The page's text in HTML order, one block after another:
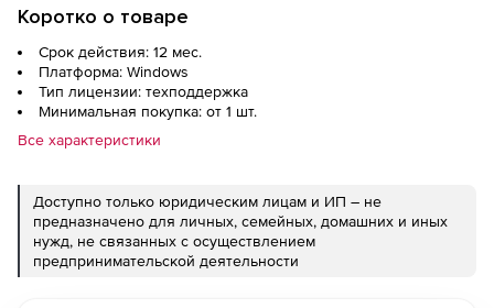
Коротко о товаре
Срок действия: 12 мес.
Платформа: Windows
Тип лицензии: техподдержка
Минимальная покупка: от 1 шт.
Все характеристики
Доступно только юридическим лицам и ИП – не
предназначено для личных, семейных, домашних и иных
нужд, не связанных с осуществлением
предпринимательской деятельности